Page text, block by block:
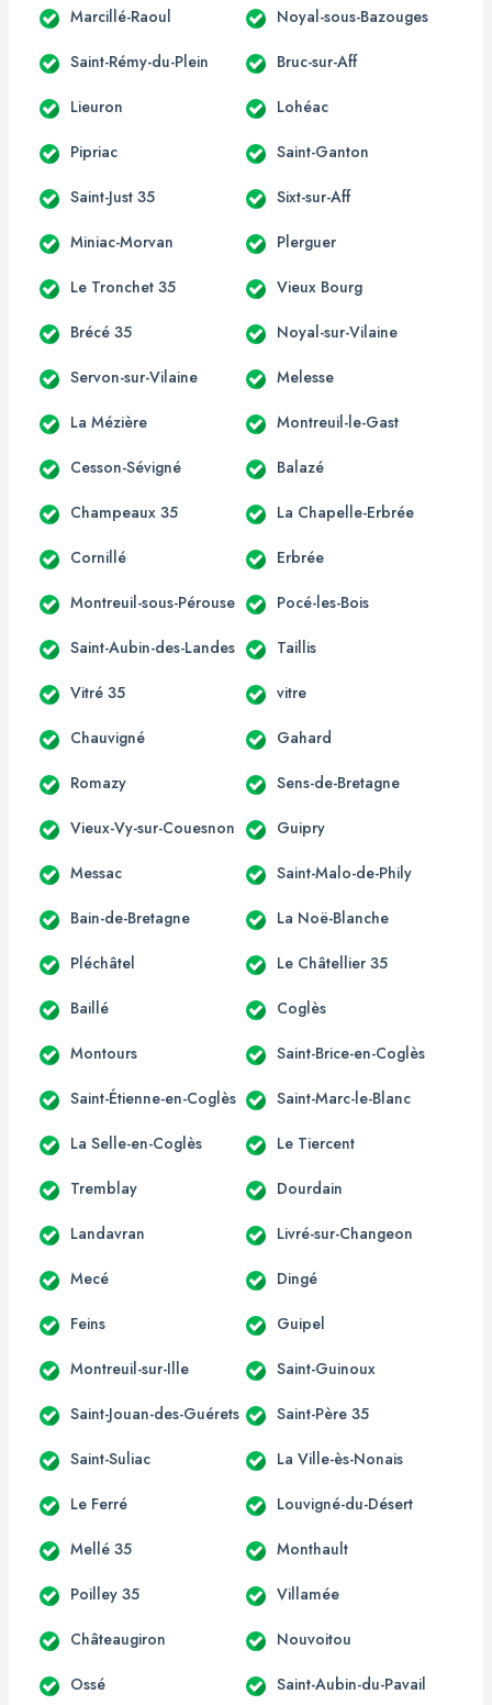
Marcillé-Raoul Noyal-sous-Bazouges
Saint-Rémy-du-Plein Bruc-sur-Aff
Lieuron Lohéac
Pipriac Saint-Ganton
Saint-Just 35 Sixt-sur-Aff
Miniac-Morvan Plerguer
Le Tronchet 35 Vieux Bourg
Brécé 35 Noyal-sur-Vilaine
Servon-sur-Vilaine Melesse
La Mézière Montreuil-le-Gast
Cesson-Sévigné Balazé
Champeaux 35 La Chapelle-Erbrée
Cornillé Erbrée
Montreuil-sous-Pérouse Pocé-les-Bois
Saint-Aubin-des-Landes Taillis
Vitré 35 vitre
Chauvigné Gahard
Romazy Sens-de-Bretagne
Vieux-Vy-sur-Couesnon Guipry
Messac Saint-Malo-de-Phily
Bain-de-Bretagne La Noë-Blanche
Pléchâtel Le Châtellier 35
Baillé Coglès
Montours Saint-Brice-en-Coglès
Saint-Étienne-en-Coglès Saint-Marc-le-Blanc
La Selle-en-Coglès Le Tiercent
Tremblay Dourdain
Landavran Livré-sur-Changeon
Mecé Dingé
Feins Guipel
Montreuil-sur-Ille Saint-Guinoux
Saint-Jouan-des-Guérets Saint-Père 35
Saint-Suliac La Ville-ès-Nonais
Le Ferré Louvigné-du-Désert
Mellé 35 Monthault
Poilley 35 Villamée
Châteaugiron Nouvoitou
Ossé Saint-Aubin-du-Pavail